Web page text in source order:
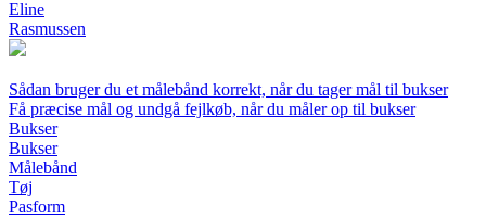
Eline
Rasmussen
Sådan bruger du et målebånd korrekt, når du tager mål til bukser
Få præcise mål og undgå fejlkøb, når du måler op til bukser
Bukser
Bukser
Målebånd
Tøj
Pasform